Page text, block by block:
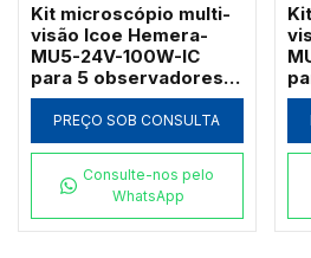
Kit microscópio multi-
visão Icoe Hemera-
MU5-24V-100W-IC
para 5 observadores
com objetivas
planacromáticas e
lâmpada halogênia
PREÇO SOB CONSULTA
Consulte-nos pelo
WhatsApp